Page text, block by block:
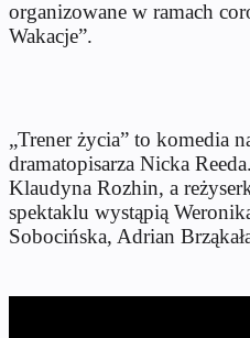
organizowane w ramach
Wakacje”.
„Trener życia” to komedia
dramatopisarza Nicka
Klaudyna Rozhin, a
spektaklu wystąpią
Sobocińska, Adrian